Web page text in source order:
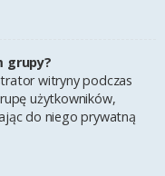
grupy?
witryny podczas
użytkowników,
do niego prywatną